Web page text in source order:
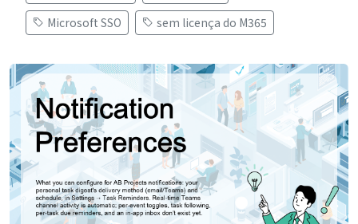
Microsoft SSO
sem licença do M365